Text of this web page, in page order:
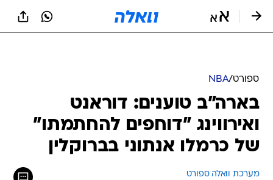
ספורט/
NBA
בארה"ב טוענים: דוראנט
ואירווינג "דוחפים להחתמתו"
של כרמלו אנתוני בברוקלין
מערכת וואלה ספורט